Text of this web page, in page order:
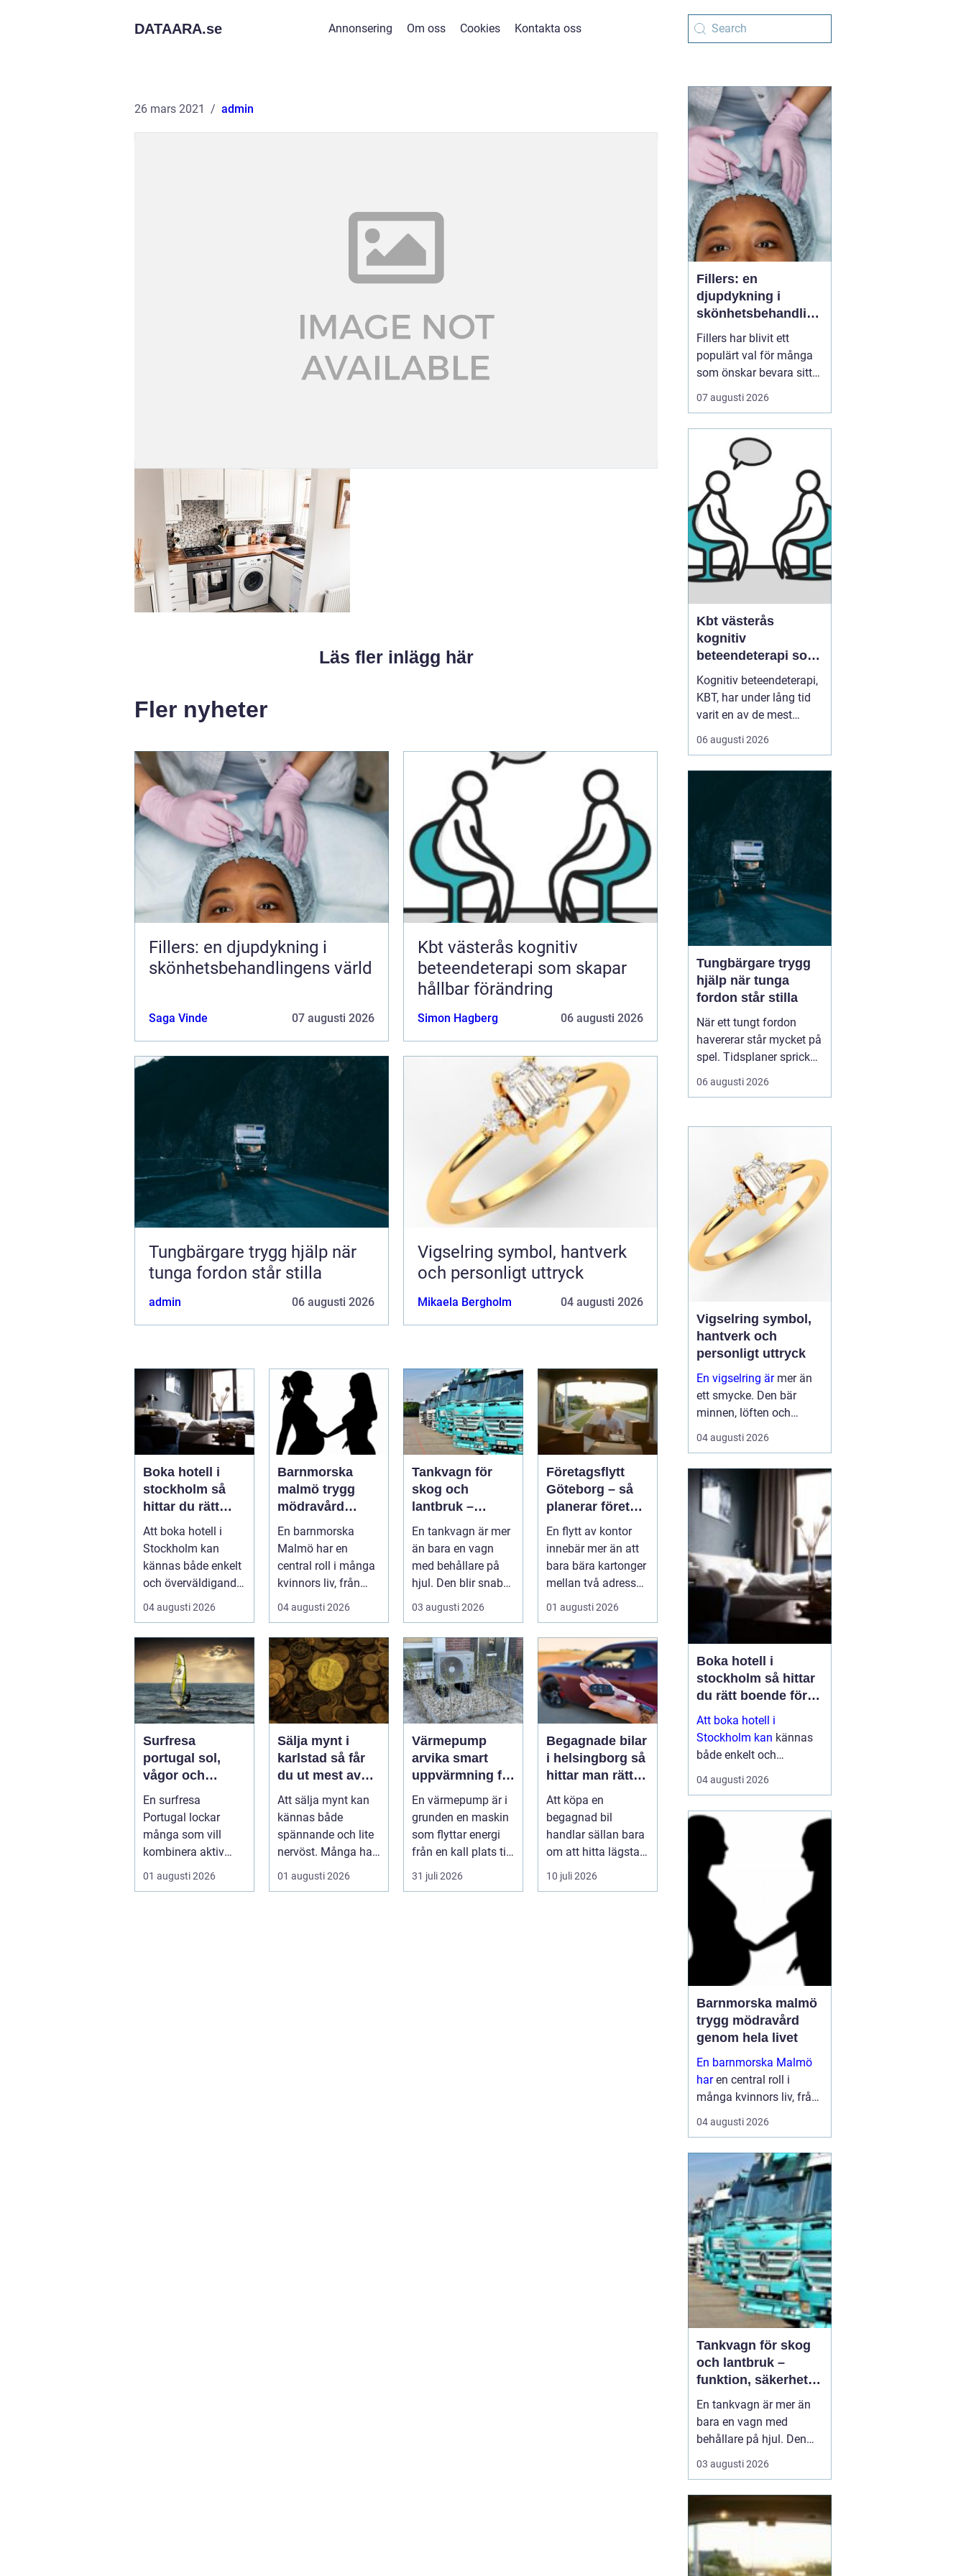
DATAARA.se Annonsering Om oss Cookies Kontakta oss
26 mars 2021 admin
Läs fler inlägg här
Fler nyheter
Fillers: en djupdykning i
skönhetsbehandlingens värld
Saga Vinde 07 augusti 2026
Kbt västerås kognitiv
beteendeterapi som skapar
hållbar förändring
Simon Hagberg 06 augusti 2026
Tungbärgare trygg hjälp när
tunga fordon står stilla
admin 06 augusti 2026
Vigselring symbol, hantverk
och personligt uttryck
Mikaela Bergholm 04 augusti 2026
Boka hotell i
stockholm så
hittar du rätt
boende för din
vistelse
Att boka hotell i
Stockholm kan
kännas både enkelt
och överväldigande
på samma gång.
Utbudet är stor...
04 augusti 2026
Barnmorska
malmö trygg
mödravård
genom hela livet
En barnmorska
Malmö har en
central roll i många
kvinnors liv, från
preventivmedelsråd
givninge...
04 augusti 2026
Tankvagn för
skog och
lantbruk –
funktion,
säkerhet och
smarta val
En tankvagn är mer
än bara en vagn
med behållare på
hjul. Den blir snabbt
03 augusti 2026
Företagsflytt
Göteborg – så
planerar företag
en smidig och
trygg flytt
En flytt av kontor
innebär mer än att
bara bära kartonger
mellan två adresser.
01 augusti 2026
Surfresa
portugal sol,
vågor och
gemenskap året
runt
En surfresa
Portugal lockar
många som vill
kombinera aktiv
semester med
avkoppling, god
01 augusti 2026
Sälja mynt i
karlstad så får
du ut mest av
dina samlingar
Att sälja mynt kan
kännas både
spännande och lite
nervöst. Många har
ärvt mynt, hittat
gamla burkar ...
01 augusti 2026
Värmepump
arvika smart
uppvärmning för
värmländskt
klimat
En värmepump är i
grunden en maskin
som flyttar energi
från en kall plats till
en varm. Den
använder...
31 juli 2026
Begagnade bilar
i helsingborg så
hittar man rätt
bil till rätt pris
Att köpa en
begagnad bil
handlar sällan bara
om att hitta lägsta
pris. För många i
och runt Helsingb...
10 juli 2026
Fillers: en
djupdykning i
skönhetsbehandling
ens värld
Fillers har blivit ett
populärt val för många
som önskar bevara sitt
ungdomliga utseende
utan att behöva
kirurgiska ingrepp.
Dessa behandlingar
erbjuder en icke-kirurgisk
lösning för att återställa
volym och definition i
ansiktet, oc...
07 augusti 2026
Kbt västerås
kognitiv
beteendeterapi som
skapar hållbar
förändring
Kognitiv beteendeterapi,
KBT, har under lång tid
varit en av de mest
välstuderade
terapiformerna inom
förstå hur behandlingen
06 augusti 2026
Tungbärgare trygg
hjälp när tunga
fordon står stilla
När ett tungt fordon
havererar står mycket på
spel. Tidsplaner spricker,
gods blir försenat och
trafiken kan snabbt bli
den specialutrustade
06 augusti 2026
Vigselring symbol,
hantverk och
personligt uttryck
En vigselring ärmer än
ett smycke. Den bär
minnen, löften och
förhoppningar om
framtiden. Formen är
djup. Samtidigt ska
ringen fungera i vard...
04 augusti 2026
Boka hotell i
stockholm så hittar
du rätt boende för
din vistelse
Att boka hotell i
Stockholm kan kännas
både enkelt och
överväldigande på
samma gång. Utbudet är
och priserna kan skilja
sig mycket mellan olika
områden och säsonger.
Den som plane...
04 augusti 2026
Barnmorska malmö
trygg mödravård
genom hela livet
En barnmorska Malmö
haren central roll i
många kvinnors liv, från
preventivmedelsrådgivni
förlossningsförberedelse
och tiden efter att barnet
är fött. För må...
04 augusti 2026
Tankvagn för skog
och lantbruk –
funktion, säkerhet
och smarta val
En tankvagn är mer än
bara en vagn med
behållare på hjul. Den
blir snabbt en
nyckelresurs i vardagen
skog, lantbruk och
entreprenadarbeten. När
eller andra vä...
03 augusti 2026